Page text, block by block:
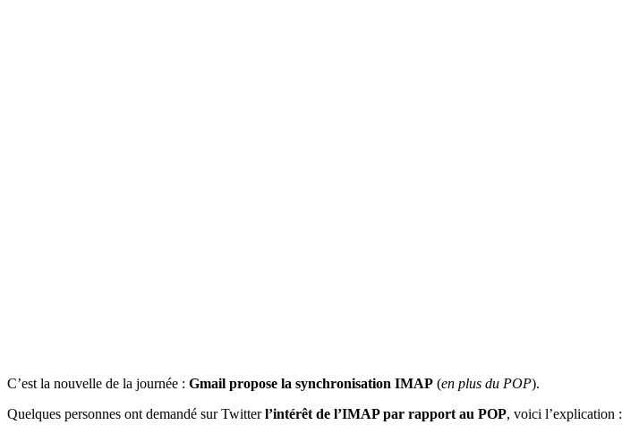
C’est la nouvelle de la journée : Gmail propose la synchronisation IMAP (en plus du POP).
Quelques personnes ont demandé sur Twitterl’intérêt de l’IMAP par rapport au POP, voici l’explication :